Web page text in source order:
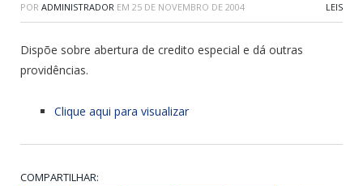
POR ADMINISTRADOR EM 25 DE NOVEMBRO DE 2004 LEIS
Dispõe sobre abertura de credito especial e dá outras
providências.
Clique aqui para visualizar
COMPARTILHAR: